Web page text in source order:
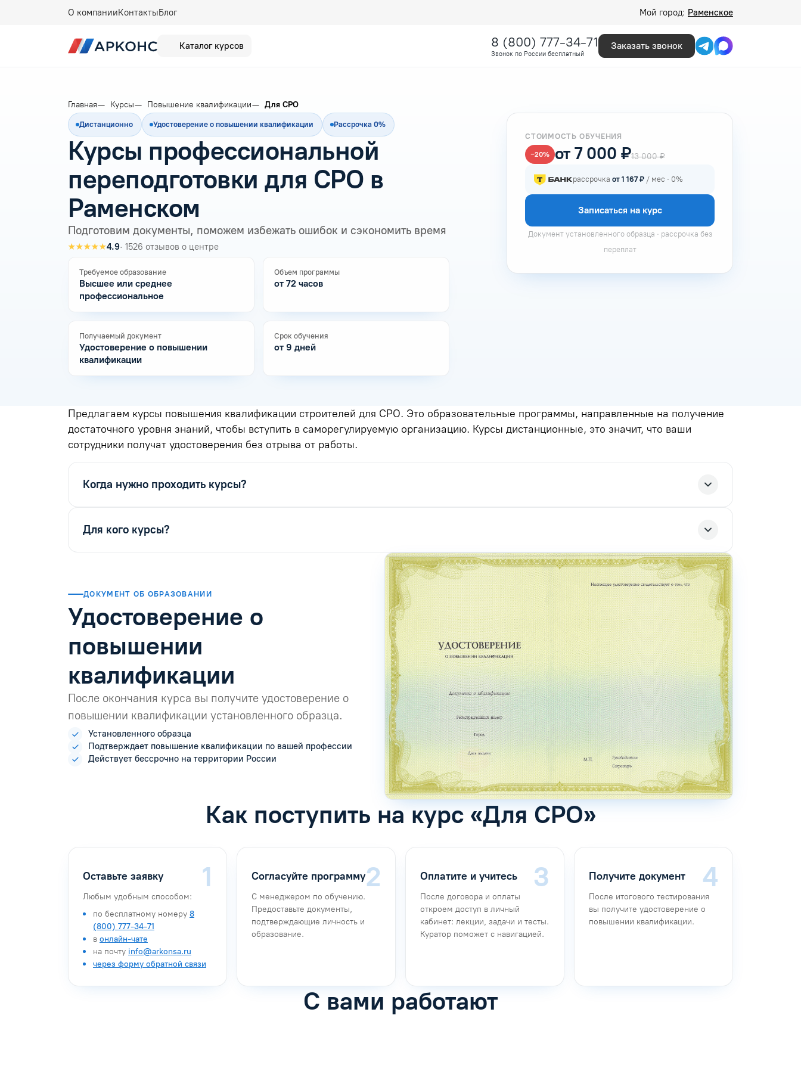
О компанииКонтактыБлог Мой город: Раменское
Каталог курсов 8 (800) 777-34-71
Звонок по России бесплатный
Заказать звонок
Главная Курсы Повышение квалификации Для СРО
Дистанционно Удостоверение о повышении квалификации Рассрочка 0%
Курсы профессиональной
переподготовки для СРО в
Раменском
Подготовим документы, поможем избежать ошибок и сэкономить время
★★★★★4.9· 1526 отзывов о центре
Требуемое образование
Высшее или среднее
профессиональное
Объем программы
от 72 часов
Получаемый документ
Удостоверение о повышении
квалификации
Срок обучения
от 9 дней
СТОИМОСТЬ ОБУЧЕНИЯ
−20% от 7 000 ₽13 000 ₽
рассрочка от 1 167 ₽ / мес · 0%
Записаться на курс
Документ установленного образца · рассрочка без
переплат
Предлагаем курсы повышения квалификации строителей для СРО. Это образовательные программы, направленные на получение
достаточного уровня знаний, чтобы вступить в саморегулируемую организацию. Курсы дистанционные, это значит, что ваши
сотрудники получат удостоверения без отрыва от работы.
Когда нужно проходить курсы?
Для кого курсы?
ДОКУМЕНТ ОБ ОБРАЗОВАНИИ
Удостоверение о
повышении
квалификации
После окончания курса вы получите удостоверение о
повышении квалификации установленного образца.
Установленного образца
Подтверждает повышение квалификации по вашей профессии
Действует бессрочно на территории России
Как поступить на курс «Для СРО»
Оставьте заявку
Любым удобным способом:
по бесплатному номеру 8
(800) 777-34-71
в онлайн-чате
на почту info@arkonsa.ru
через форму обратной связи
Согласуйте программу
С менеджером по обучению.
Предоставьте документы,
подтверждающие личность и
образование.
Оплатите и учитесь
После договора и оплаты
откроем доступ в личный
кабинет: лекции, задачи и тесты.
Куратор поможет с навигацией.
Получите документ
После итогового тестирования
вы получите удостоверение о
повышении квалификации.
С вами работают